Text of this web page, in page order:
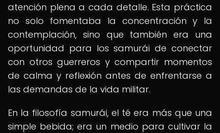
atención plena a cada detalle. Esta práctica
no solo fomentaba la concentración y la
contemplación, sino que también era una
oportunidad para los samurái de conectar
con otros guerreros y compartir momentos
de calma y reflexión antes de enfrentarse a
las demandas de la vida militar.
En la filosofía samurái, el té era más que una
simple bebida; era un medio para cultivar la